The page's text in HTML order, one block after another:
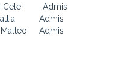
Cele Admis
Admis
Matteo Admis